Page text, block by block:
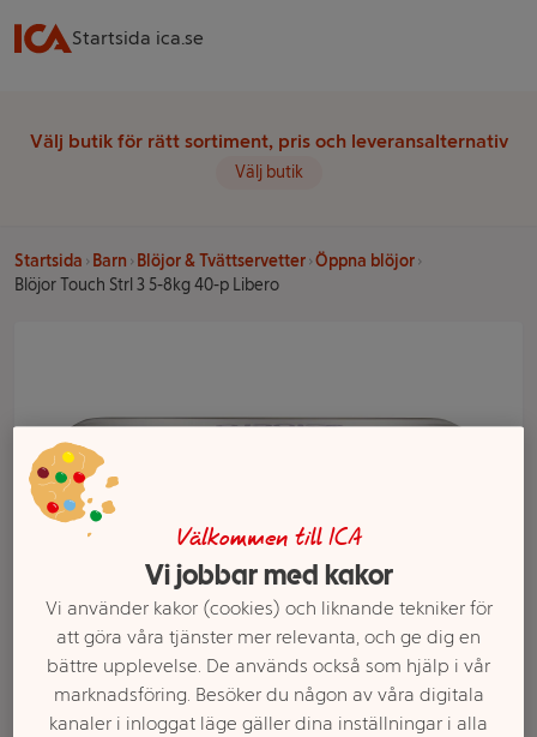
Startsida ica.se
Välj butik för rätt sortiment, pris och leveransalternativ
Välj butik
Startsida Barn Blöjor & Tvättservetter Öppna blöjor
Blöjor Touch Strl 3 5-8kg 40-p Libero
Välkommen till ICA
Vi jobbar med kakor
Vi använder kakor (cookies) och liknande tekniker för
att göra våra tjänster mer relevanta, och ge dig en
bättre upplevelse. De används också som hjälp i vår
marknadsföring. Besöker du någon av våra digitala
kanaler i inloggat läge gäller dina inställningar i alla